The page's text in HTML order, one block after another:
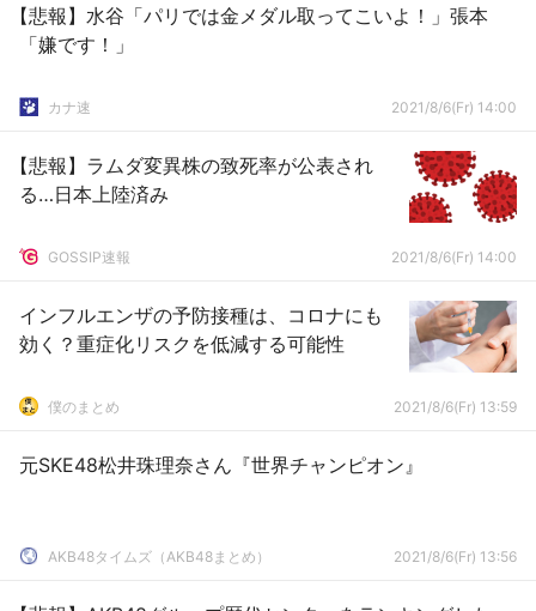
【悲報】水谷「パリでは金メダル取ってこいよ！」張本
「嫌です！」
カナ速 2021/8/6(Fr) 14:00
【悲報】ラムダ変異株の致死率が公表され
る…日本上陸済み
GOSSIP速報 2021/8/6(Fr) 14:00
インフルエンザの予防接種は、コロナにも
効く？重症化リスクを低減する可能性
僕のまとめ 2021/8/6(Fr) 13:59
元SKE48松井珠理奈さん『世界チャンピオン』
AKB48タイムズ（AKB48まとめ） 2021/8/6(Fr) 13:56